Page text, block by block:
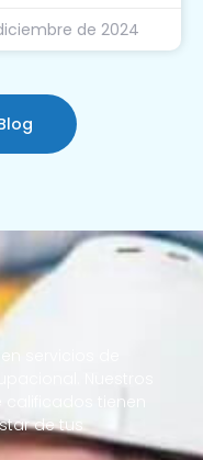
de 2024
servicios de
Nuestros
tienen
de tus